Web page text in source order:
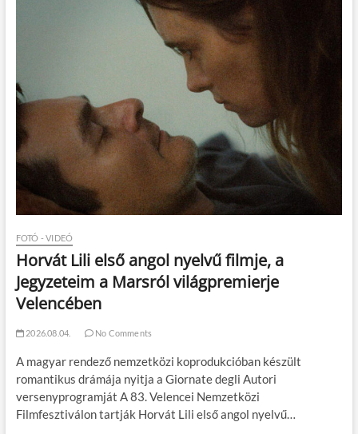
FOTÓ - VIDEÓ
Horvát Lili első angol nyelvű filmje, a
Jegyzeteim a Marsról világpremierje
Velencében
2026.08.04. No Comments
A magyar rendező nemzetközi koprodukcióban készült
romantikus drámája nyitja a Giornate degli Autori
versenyprogramját A 83. Velencei Nemzetközi
Filmfesztiválon tartják Horvát Lili első angol nyelvű…